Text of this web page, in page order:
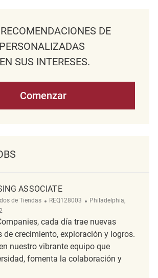
DE
SUS INTERESES.
Comenzar
ASSOCIATE
de Tiendas ReqId
REQ128003 Ubicación
Philadelphia,
cada día trae nuevas
de crecimiento, exploración y logros.
nuestro vibrante equipo que
fomenta la colaboración y